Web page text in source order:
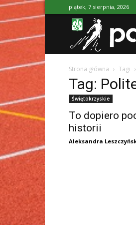
piątek, 7 sierpnia, 2026
Strona główna Tagi
Tag:
Świętokrzyskie
To dopiero
historii
Aleksandra